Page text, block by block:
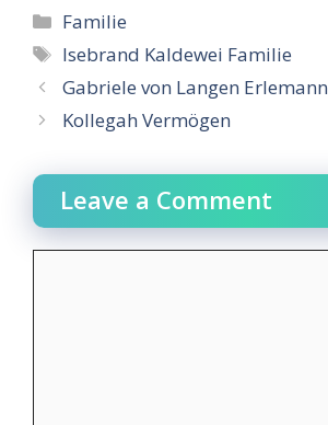
Categories
Familie
Tags
Isebrand Kaldewei Familie
Gabriele von Langen Erlemann
Kollegah Vermögen
Leave a Comment